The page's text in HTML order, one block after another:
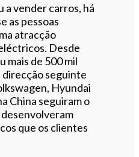
a vender carros, há
as pessoas
atracção
Desde
mais de 500 mil
seguinte
Hyundai
China seguiram o
que os clientes